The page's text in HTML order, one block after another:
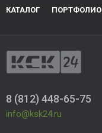
КАТАЛОГ ПОРТФОЛИО
8 (812) 448-65-75
info@ksk24.ru